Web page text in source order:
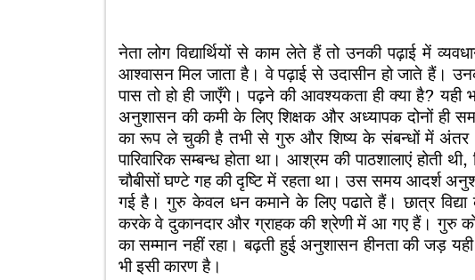
नेता लोग विद्यार्थियों से काम लेते हैं तो उनकी पढ़ाई में
आश्वासन मिल जाता है। वे पढ़ाई से उदासीन हो जाते हैं।
पास तो हो ही जाएँगे। पढ़ने की आवश्यकता ही क्या है?
अनुशासन की कमी के लिए शिक्षक और अध्यापक दोनों ही
का रूप ले चुकी है तभी से गुरु और शिष्य के संबन्धों में
पारिवारिक सम्बन्ध होता था। आश्रम की पाठशालाएं होती
चौबीसों घण्टे गह की दृष्टि में रहता था। उस समय आदर्श
गई है। गुरु केवल धन कमाने के लिए पढाते हैं। छात्र विद्या
करके वे दुकानदार और ग्राहक की श्रेणी में आ गए हैं। गुरु को
का सम्मान नहीं रहा। बढ़ती हुई अनुशासन हीनता की जड़
भी इसी कारण है।